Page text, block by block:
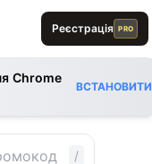
знижки
Реєстрація PRO
Chrome
ВСТАНОВИТИ
/